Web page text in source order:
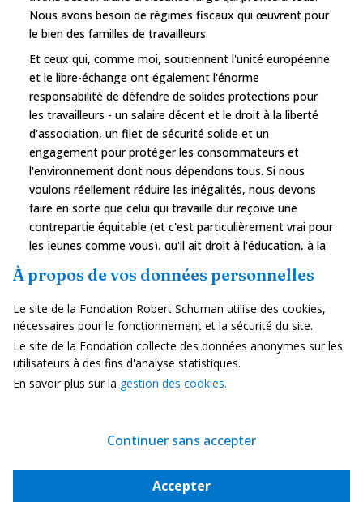
À propos de vos données personnelles
Le site de la Fondation Robert Schuman utilise des cookies,
nécessaires pour le fonctionnement et la sécurité du site.
Le site de la Fondation collecte des données anonymes sur les
utilisateurs à des fins d'analyse statistiques.
En savoir plus sur la gestion des cookies.
Continuer sans accepter
Accepter
Nous avons besoin de régimes fiscaux qui œuvrent pour
le bien des familles de travailleurs.
Et ceux qui, comme moi, soutiennent l'unité européenne
et le libre-échange ont également l'énorme
responsabilité de défendre de solides protections pour
les travailleurs - un salaire décent et le droit à la liberté
d'association, un filet de sécurité solide et un
engagement pour protéger les consommateurs et
l'environnement dont nous dépendons tous. Si nous
voulons réellement réduire les inégalités, nous devons
faire en sorte que celui qui travaille dur reçoive une
contrepartie équitable (et c'est particulièrement vrai pour
les jeunes comme vous), qu'il ait droit à l'éducation, à la
qualité et de bons salaires. Et cela inclut, soit dit en
passant, de veiller à ce qu'à travail égal, il y ait salaire
égal pour les femmes.
Le fait est que nous devons réformer beaucoup de nos
économies. Mais la solution pour réformer ne consiste
pas à nous couper les uns des autres, mais plutôt à
qui tienne haut et fort les principes de pluralisme, de
laisser les forces que j'ai décrites (les craintes concernant